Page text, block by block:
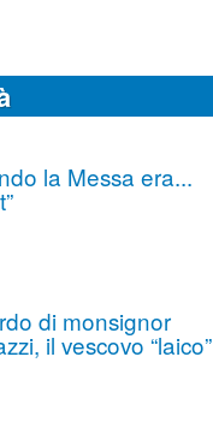
la Messa era...
di monsignor
il vescovo “laico”